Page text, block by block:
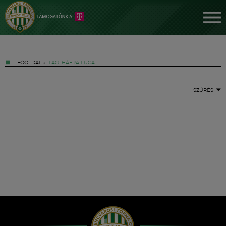
FŐOLDAL » TAG: HÁFRA LUCA
SZŰRÉS
Hírek